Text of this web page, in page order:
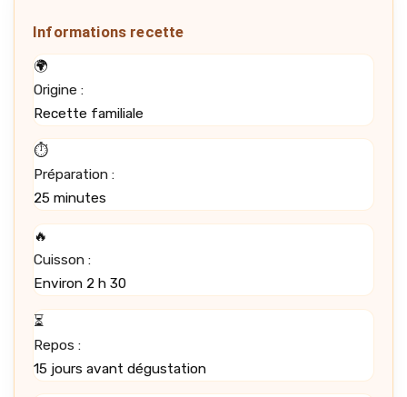
Informations recette
🌍
Origine :
Recette familiale
⏱️
Préparation :
25 minutes
🔥
Cuisson :
Environ 2 h 30
⏳
Repos :
15 jours avant dégustation